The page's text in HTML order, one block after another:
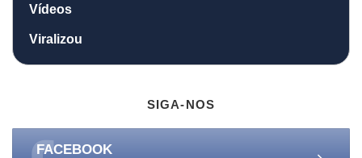
Vídeos
Viralizou
SIGA-NOS
FACEBOOK